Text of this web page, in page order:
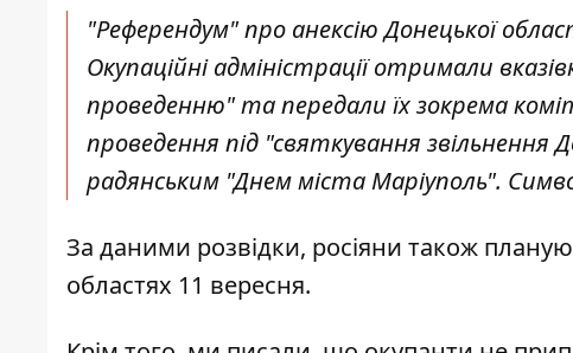
"Референдум" про анексію Донецької
Окупаційні адміністрації отримали
проведенню" та передали їх зокрема
проведення під "святкування звільнення
радянським "Днем міста Маріуполь".
За даними розвідки, росіяни також
областях 11 вересня.